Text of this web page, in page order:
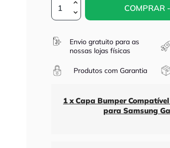
COMPRAR
Envio gratuito para as
nossas lojas físicas
Produtos com Garantia
1 x Capa Bumper
para Samsung